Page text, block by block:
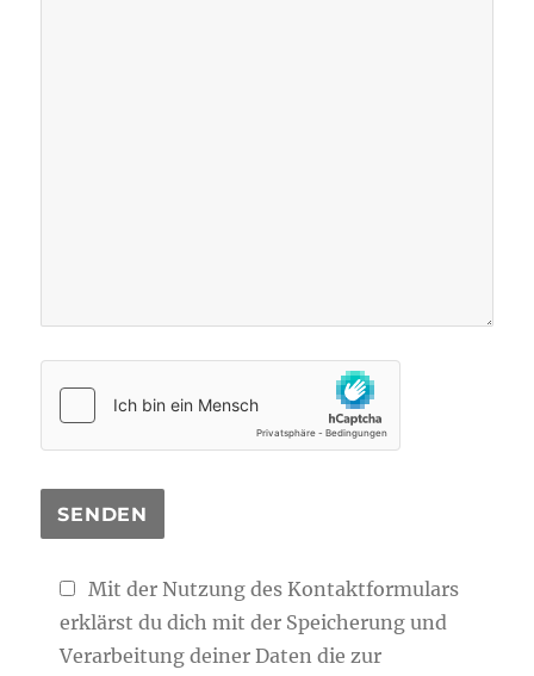
Mit der Nutzung des Kontaktformulars
erklärst du dich mit der Speicherung und
Verarbeitung deiner Daten die zur